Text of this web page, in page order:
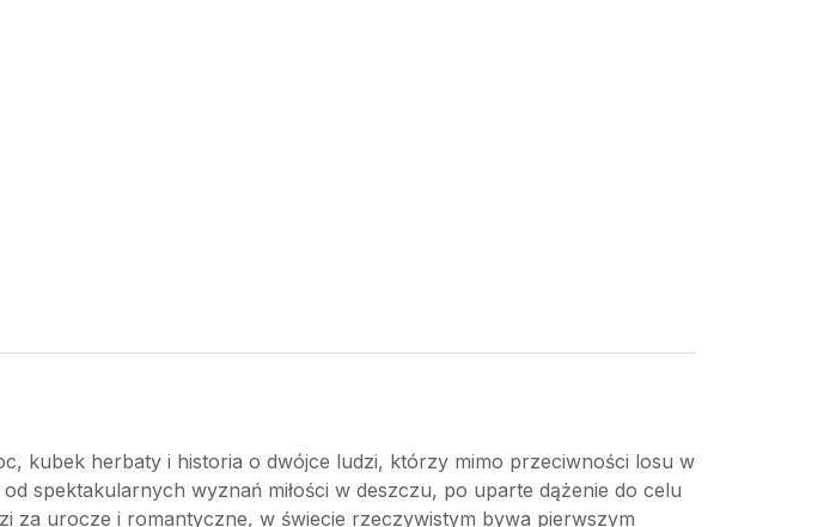
kubek herbaty i historia o dwójce ludzi, którzy mimo przeciwności losu w
spektakularnych wyznań miłości w deszczu, po uparte dążenie do celu
za urocze i romantyczne, w świecie rzeczywistym bywa pierwszym